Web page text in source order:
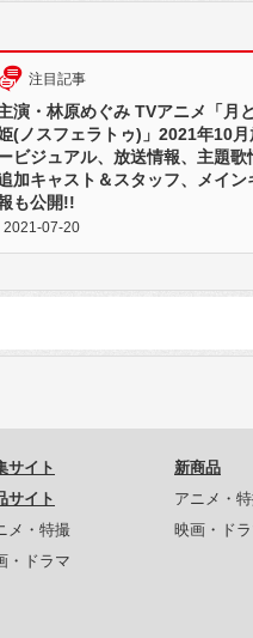
注目記事
演・林原めぐみ TVアニメ「月
(ノスフェラトゥ)」2021年10
ビジュアル、放送情報、主題歌
加キャスト＆スタッフ、メイン
も公開!!
2021-07-20
サイト
サイト
メ・特撮
・ドラマ
新商品
アニメ・
映画・ド